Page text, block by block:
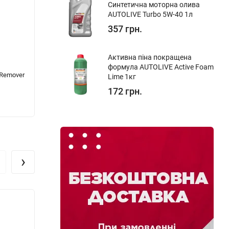
Шпатлівка універсальна поліефірна NOVOL
›
Синтетична моторна олива
AUTOLIVE Turbo 5W-40 1л
357 грн.
Активна піна покращена
формула AUTOLIVE Active Foam
Lime 1кг
172 грн.